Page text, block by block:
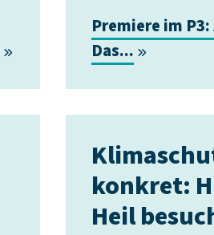
Premiere im P3:
Das...
konkret:
Heil